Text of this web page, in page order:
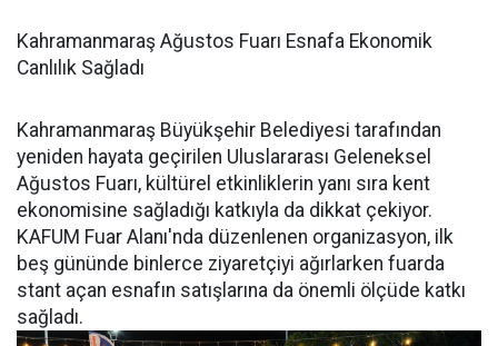
Kahramanmaraş Ağustos Fuarı Esnafa Ekonomik
Canlılık Sağladı
Kahramanmaraş Büyükşehir Belediyesi tarafından
yeniden hayata geçirilen Uluslararası Geleneksel
Ağustos Fuarı, kültürel etkinliklerin yanı sıra kent
ekonomisine sağladığı katkıyla da dikkat çekiyor.
KAFUM Fuar Alanı'nda düzenlenen organizasyon, ilk
beş gününde binlerce ziyaretçiyi ağırlarken fuarda
stant açan esnafın satışlarına da önemli ölçüde katkı
sağladı.